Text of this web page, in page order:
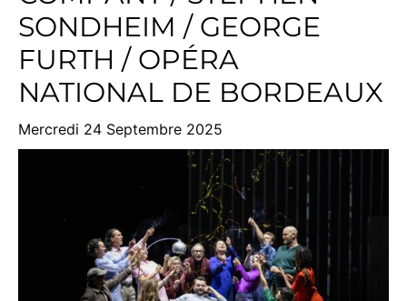
SONDHEIM / GEORGE
FURTH / OPÉRA
NATIONAL DE BORDEAUX
Mercredi 24 Septembre 2025